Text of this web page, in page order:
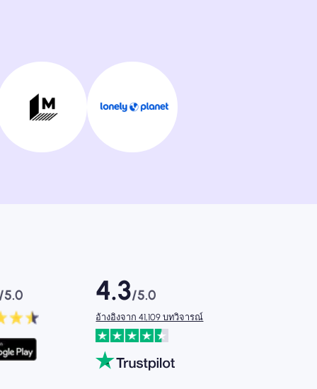
5.0 4.3/5.0
อ้างอิงจาก 41,109 บทวิจารณ์